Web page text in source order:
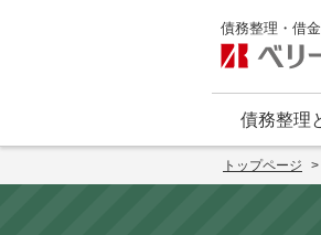
債務整理・借
債務整理
トップページ